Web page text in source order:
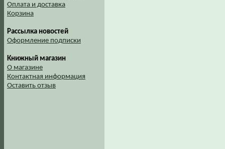
Оплата и доставка
Корзина
Рассылка новостей
Оформление подписки
Книжный магазин
О магазине
Контактная информация
Оставить отзыв